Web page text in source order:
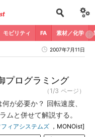
モビリティ FA 素材／化学
2007年7月11日
プログラミング
（1/3 ページ）
が必要か？ 回転速度、
ムと併せて解説する。
ィアシステムズ ，MONOist]